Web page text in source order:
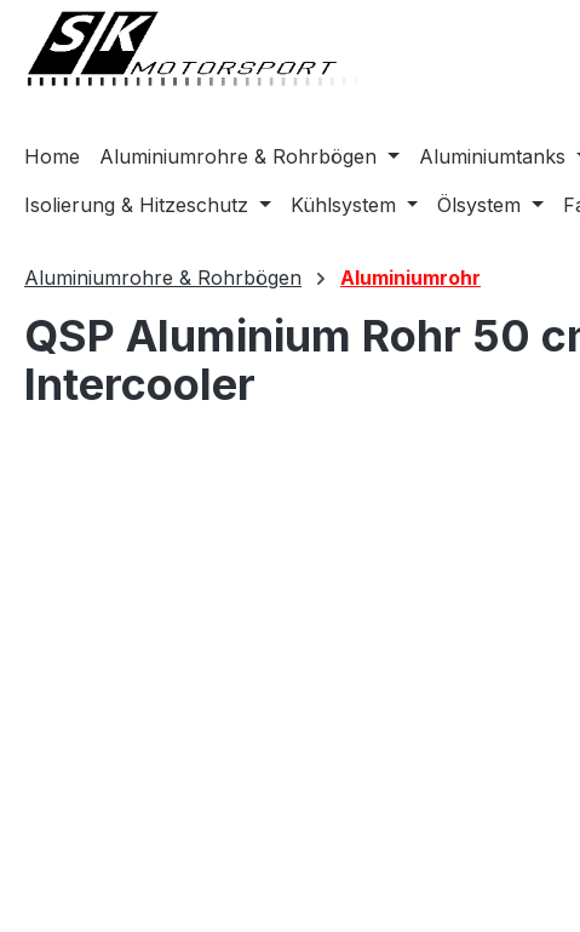
Zur Hauptnavigation springen
Home Aluminiumrohre & Rohrbögen Aluminiumtanks
Isolierung & Hitzeschutz
Kühlsystem Ölsystem
Aluminiumrohre & Rohrbögen Aluminiumrohr
QSP Aluminium Rohr 50
Intercooler